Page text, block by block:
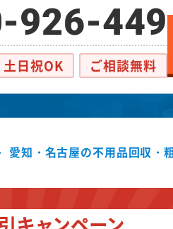
926-449
土日祝OK ご相談無料
愛知・名古屋の不用品回収・